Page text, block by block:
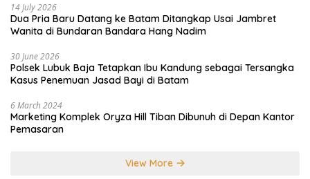
14 July 2026
Dua Pria Baru Datang ke Batam Ditangkap Usai Jambret
Wanita di Bundaran Bandara Hang Nadim
30 June 2026
Polsek Lubuk Baja Tetapkan Ibu Kandung sebagai Tersangka
Kasus Penemuan Jasad Bayi di Batam
6 March 2024
Marketing Komplek Oryza Hill Tiban Dibunuh di Depan Kantor
Pemasaran
View More